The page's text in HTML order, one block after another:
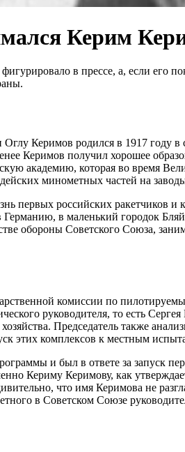
Керим
в прессе, а, если его
Керимов родился в 1917 году в
Керимов получил хорошее
академию, которая во время
минометных частей на
первых российских ракетчиков и
в маленький городок
обороны Советского Союза,
комиссии по
руководителя, то есть
Председатель также
этих комплексов к местным
и был в ответе за запуск
Кериму Керимову, как
что имя Керимова не
в Советском Союзе